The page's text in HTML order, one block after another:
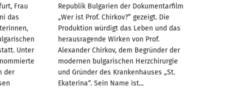
Frau
das
Unter
der
Republik Bulgarien der Dokumentarfilm
„Wer ist Prof. Chirkov?” gezeigt. Die
Produktion würdigt das Leben und das
herausragende Wirken von Prof.
Alexander Chirkov, dem Begründer der
modernen bulgarischen Herzchirurgie
und Gründer des Krankenhauses „St.
Ekaterina“. Sein Name ist...